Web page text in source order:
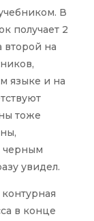
В
получает 2
второй на
языке и на
тоже
черным
увидел.
в конце